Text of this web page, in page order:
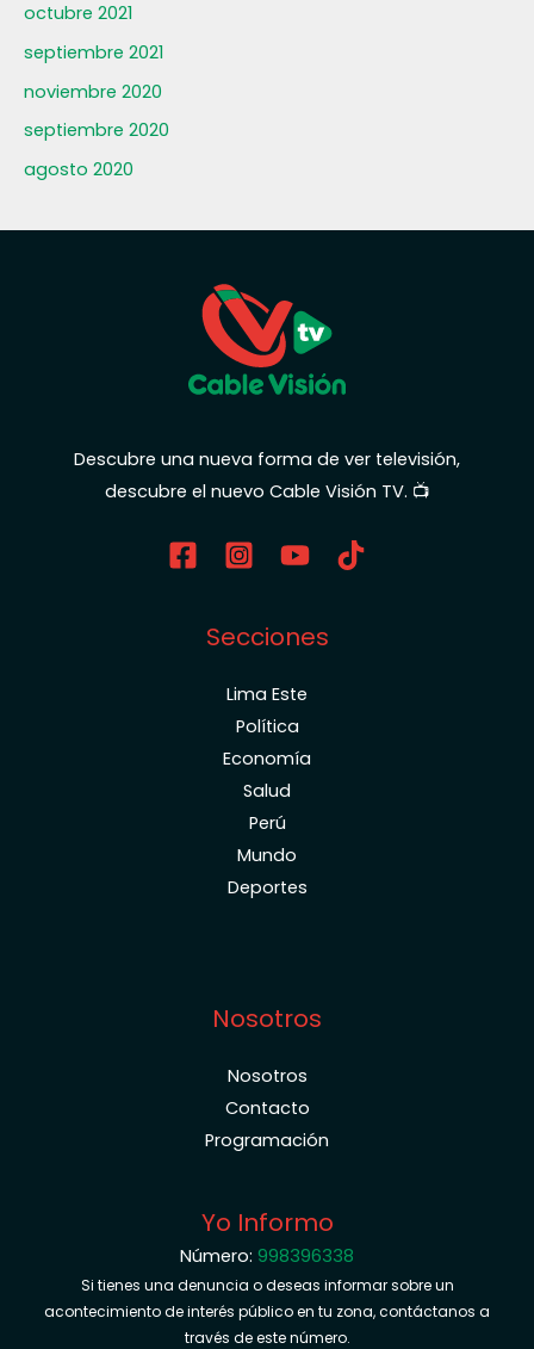
octubre 2021
septiembre 2021
noviembre 2020
septiembre 2020
agosto 2020
Descubre una nueva forma de ver televisión,
descubre el nuevo Cable Visión TV. 📺
Secciones
Lima Este
Política
Economía
Salud
Perú
Mundo
Deportes
Nosotros
Nosotros
Contacto
Programación
Yo Informo
Número: 998396338
Si tienes una denuncia o deseas informar sobre un
acontecimiento de interés público en tu zona, contáctanos a
través de este número.